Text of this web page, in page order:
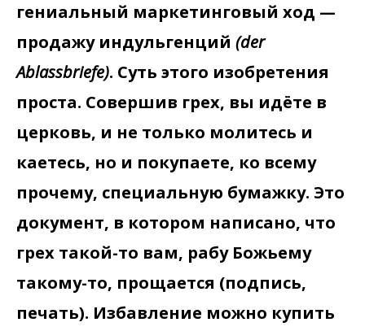
гениальный маркетинговый ход —
продажу индульгенций (der
Ablassbriefe). Суть этого изобретения
проста. Совершив грех, вы идёте в
церковь, и не только молитесь и
каетесь, но и покупаете, ко всему
прочему, специальную бумажку. Это
документ, в котором написано, что
грех такой-то вам, рабу Божьему
такому-то, прощается (подпись,
печать). Избавление можно купить